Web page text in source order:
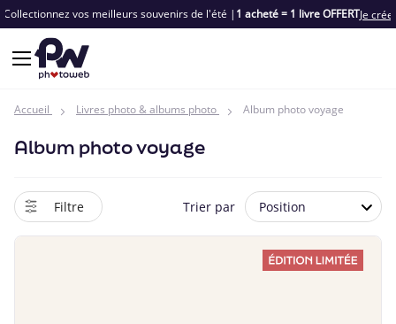
Collectionnez vos meilleurs souvenirs de l'été | 1 acheté = 1 livre OFFERTJe crée
Accueil Livres photo & albums photo Album photo voyage
Album photo voyage
Filtre Trier par